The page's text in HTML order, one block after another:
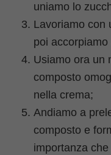
uniamo lo
Lavoriamo con
poi
Usiamo ora un
composto
nella crema;
Andiamo a
composto e
importanza